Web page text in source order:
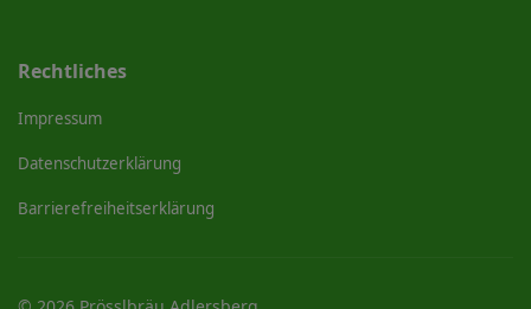
Rechtliches
Impressum
Datenschutzerklärung
Barrierefreiheitserklärung